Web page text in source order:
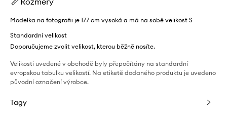
Modelka na fotografii je 177 cm vysoká a má na sobě velikost S
Standardní velikost
Doporučujeme zvolit velikost, kterou běžně nosíte.
Velikosti uvedené v obchodě byly přepočítány na standardní
evropskou tabulku velikostí. Na etiketě dodaného produktu je uvedeno
původní označení výrobce.
Tagy